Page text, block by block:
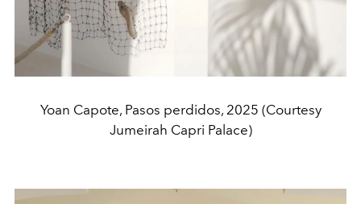
Yoan Capote, Pasos perdidos, 2025 (Courtesy
Jumeirah Capri Palace)